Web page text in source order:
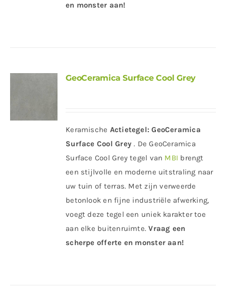
en monster aan!
GeoCeramica Surface Cool Grey
Keramische Actietegel: GeoCeramica
Surface Cool Grey. De GeoCeramica
Surface Cool Grey tegel van MBI brengt
een stijlvolle en moderne uitstraling naar
uw tuin of terras. Met zijn verweerde
betonlook en fijne industriële afwerking,
voegt deze tegel een uniek karakter toe
aan elke buitenruimte.Vraag een
scherpe offerte en monster aan!